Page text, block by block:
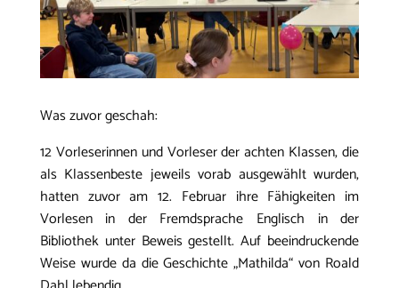
Was zuvor geschah:
12 Vorleserinnen und Vorleser der achten Klassen, die
als Klassenbeste jeweils vorab ausgewählt wurden,
hatten zuvor am 12. Februar ihre Fähigkeiten im
Vorlesen in der Fremdsprache Englisch in der
Bibliothek unter Beweis gestellt. Auf beeindruckende
Weise wurde da die Geschichte „Mathilda“ von Roald